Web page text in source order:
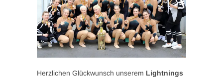
Herzlichen Glückwunsch unserem Lightnings